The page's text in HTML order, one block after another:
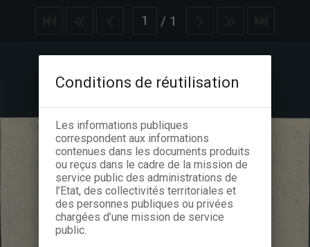
/ 1
Conditions de réutilisation
Les informations publiques
correspondent aux informations
contenues dans les documents produits
ou reçus dans le cadre de la mission de
service public des administrations de
l’Etat, des collectivités territoriales et
des personnes publiques ou privées
chargées d’une mission de service
public.